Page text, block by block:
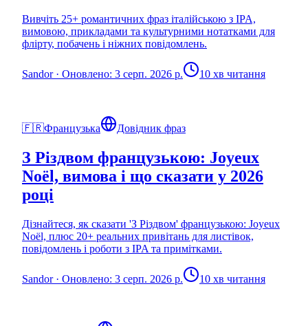
Вивчіть 25+ романтичних фраз італійською з IPA,
вимовою, прикладами та культурними нотатками для
флірту, побачень і ніжних повідомлень.
Sandor· Оновлено: 3 серп. 2026 р. 10 хв читання
🇫🇷Французька Довідник фраз
З Різдвом французькою: Joyeux
Noël, вимова і що сказати у 2026
році
Дізнайтеся, як сказати 'З Різдвом' французькою: Joyeux
Noël, плюс 20+ реальних привітань для листівок,
повідомлень і роботи з IPA та примітками.
Sandor· Оновлено: 3 серп. 2026 р. 10 хв читання